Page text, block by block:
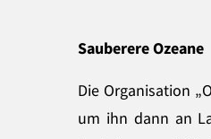
Sauberere Ozeane
Die Organisation
um ihn dann an